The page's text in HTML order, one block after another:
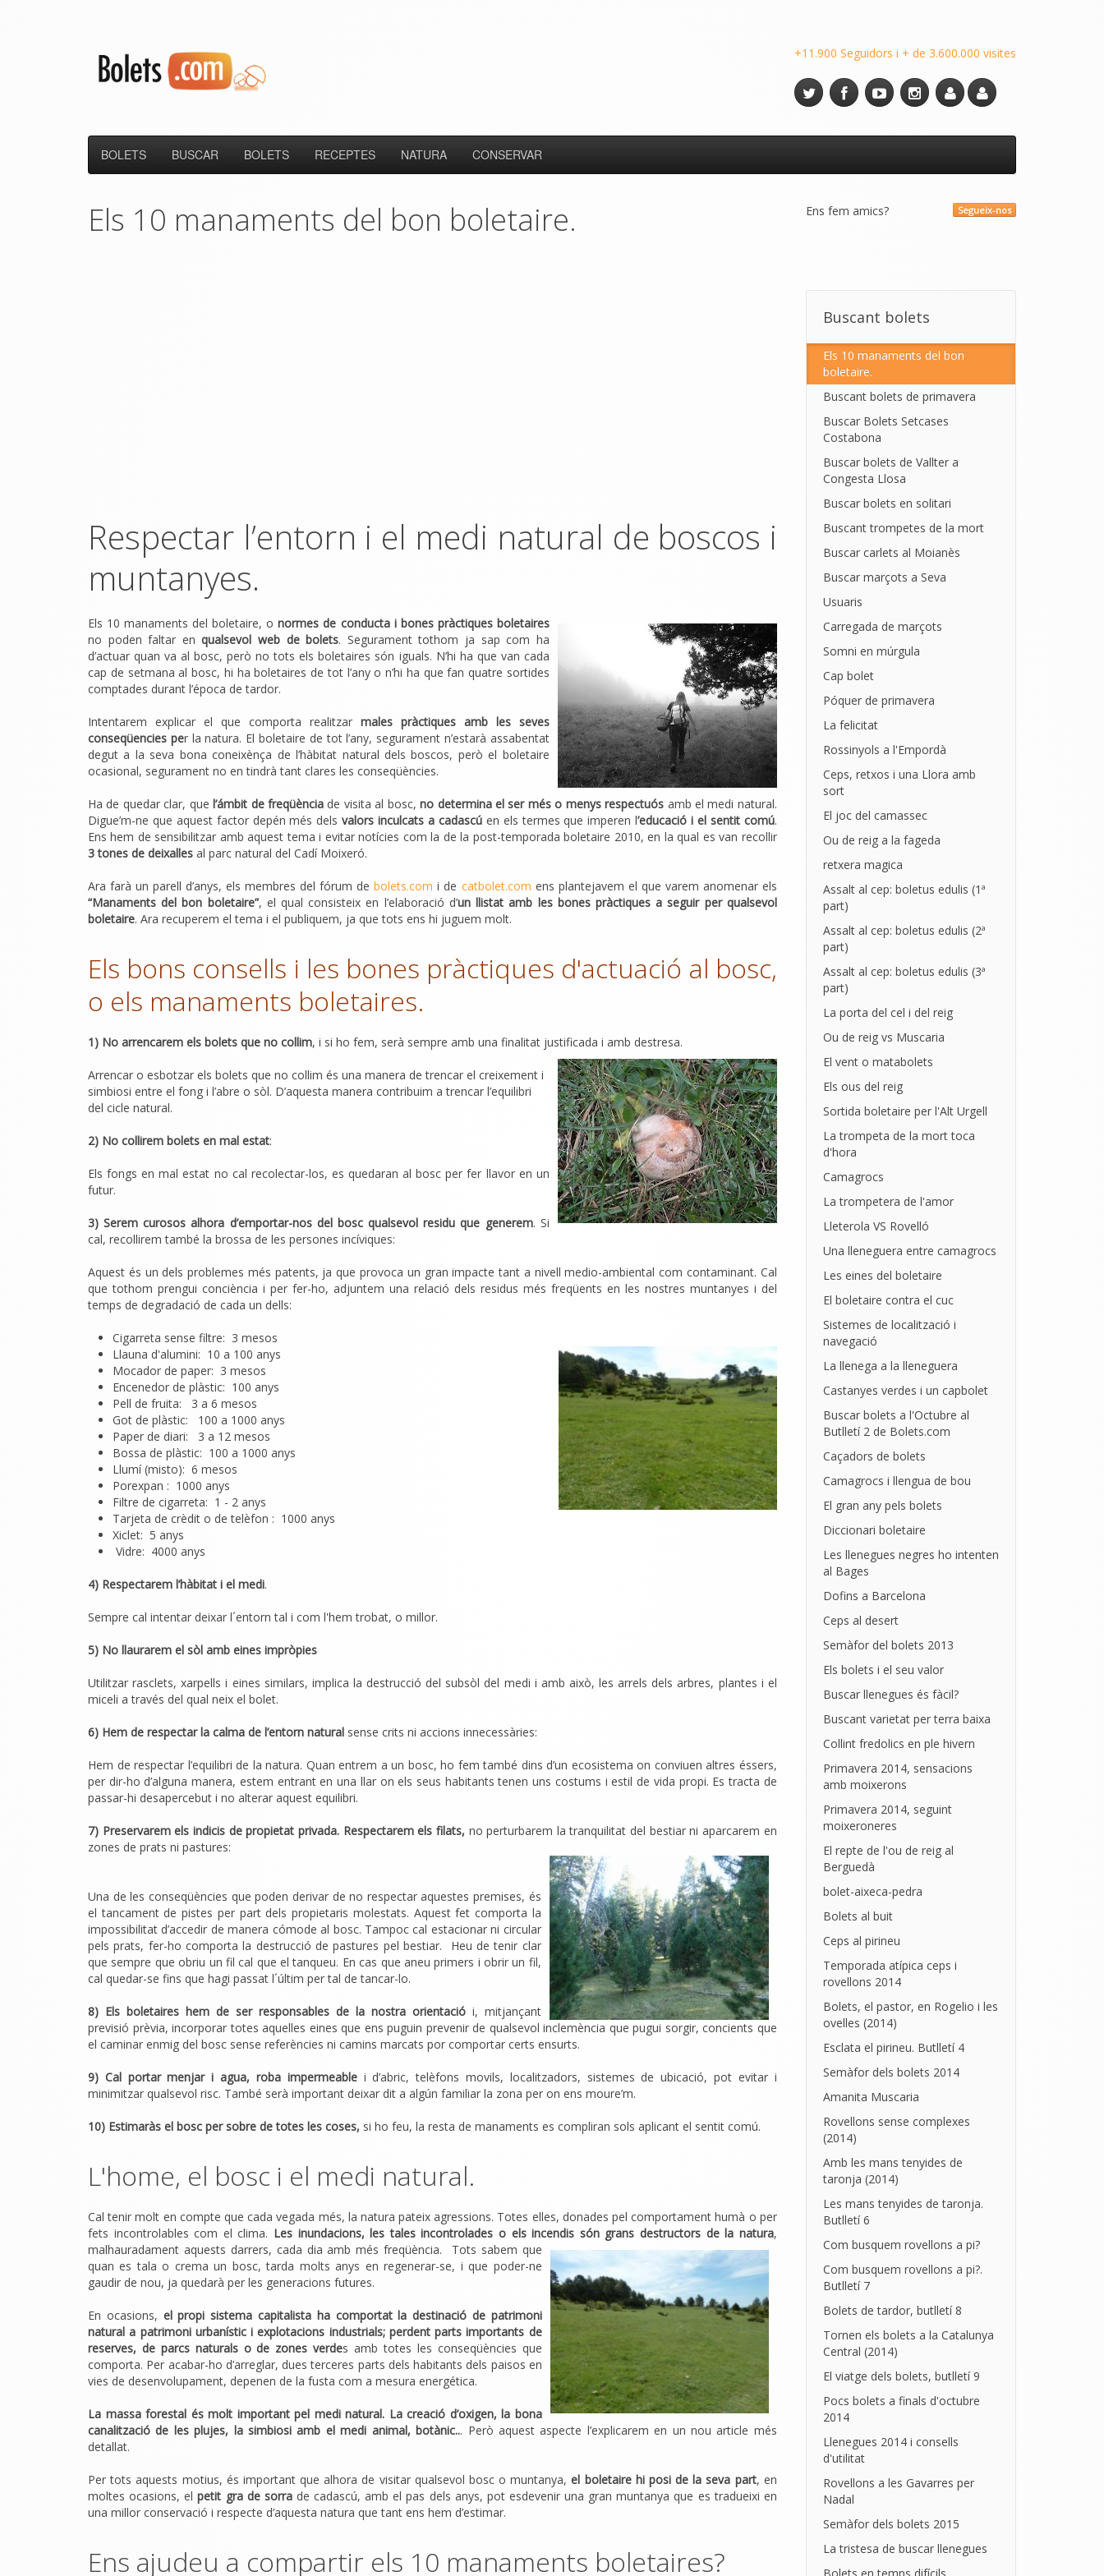
+11.900 Seguidors i + de 3.600.000 visites
BOLETS BUSCAR BOLETS RECEPTES NATURA CONSERVAR
Els 10 manaments del bon boletaire.
Respectar l’entorn i el medi natural de boscos i
muntanyes.
Els 10 manaments del boletaire, onormes de conducta i bones pràctiques boletaires
no poden faltar enqualsevol web de bolets. Segurament tothom ja sap com ha
d’actuar quan va al bosc, però no tots els boletaires són iguals. N’hi ha que van cada
cap de setmana al bosc, hi ha boletaires de tot l’any o n’hi ha que fan quatre sortides
comptades durant l’época de tardor.
Intentarem explicar el que comporta realitzar males pràctiques amb les seves
conseqüencies per la natura. El boletaire de tot l’any, segurament n’estarà assabentat
degut a la seva bona coneixènça de l’hàbitat natural dels boscos, però el boletaire
ocasional, segurament no en tindrà tant clares les conseqüències.
Ha de quedar clar, que l’ámbit de freqüènciade visita al bosc, no determina el ser més o menys respectuós amb el medi natural.
Digue’m-ne que aquest factor depén més dels valors inculcats a cadascú en els termes que imperen l’educació i el sentit comú.
Ens hem de sensibilitzar amb aquest tema i evitar notícies com la de la post-temporada boletaire 2010, en la qual es van recollir
3 tones de deixalles al parc natural del Cadí Moixeró.
Ara farà un parell d’anys, els membres del fórum debolets.com i de catbolet.com ens plantejavem el que varem anomenar els
“Manaments del bon boletaire”, el qual consisteix en l’elaboració d’un llistat amb les bones pràctiques a seguir per qualsevol
boletaire. Ara recuperem el tema i el publiquem, ja que tots ens hi juguem molt.
Els bons consells i les bones pràctiques d'actuació al bosc,
o els manaments boletaires.
1) No arrencarem els bolets que no collim, i si ho fem, serà sempre amb una finalitat justificada i amb destresa.
Arrencar o esbotzar els bolets que no collim és una manera de trencar el creixement i
simbiosi entre el fong i l’abre o sòl. D’aquesta manera contribuim a trencar l’equilibri
del cicle natural.
2) No collirem bolets en mal estat:
Els fongs en mal estat no cal recolectar-los, es quedaran al bosc per fer llavor en un
futur.
3) Serem curosos alhora d’emportar-nos del bosc qualsevol residu que generem. Si
cal, recollirem també la brossa de les persones incíviques:
Aquest és un dels problemes més patents, ja que provoca un gran impacte tant a nivell medio-ambiental com contaminant. Cal
que tothom prengui conciència i per fer-ho, adjuntem una relació dels residus més freqüents en les nostres muntanyes i del
temps de degradació de cada un dells:
Cigarreta sense filtre: 3 mesos
Llauna d'alumini: 10 a 100 anys
Mocador de paper: 3 mesos
Encenedor de plàstic: 100 anys
Pell de fruita: 3 a 6 mesos
Got de plàstic: 100 a 1000 anys
Paper de diari: 3 a 12 mesos
Bossa de plàstic: 100 a 1000 anys
Llumí (misto): 6 mesos
Porexpan : 1000 anys
Filtre de cigarreta: 1 - 2 anys
Tarjeta de crèdit o de telèfon : 1000 anys
Xiclet: 5 anys
Vidre: 4000 anys
4) Respectarem l’hàbitat i el medi.
Sempre cal intentar deixar l´entorn tal i com l'hem trobat, o millor.
5) No llaurarem el sòl amb eines impròpies
Utilitzar rasclets, xarpells i eines similars, implica la destrucció del subsòl del medi i amb això, les arrels dels arbres, plantes i el
miceli a través del qual neix el bolet.
6) Hem de respectar la calma de l’entorn natural sense crits ni accions innecessàries:
Hem de respectar l’equilibri de la natura. Quan entrem a un bosc, ho fem també dins d’un ecosistema on conviuen altres éssers,
per dir-ho d’alguna manera, estem entrant en una llar on els seus habitants tenen uns costums i estil de vida propi. Es tracta de
passar-hi desapercebut i no alterar aquest equilibri.
7) Preservarem els indicis de propietat privada. Respectarem els filats, no perturbarem la tranquilitat del bestiar ni aparcarem en
zones de prats ni pastures:
Una de les conseqüències que poden derivar de no respectar aquestes premises, és
el tancament de pistes per part dels propietaris molestats. Aquest fet comporta la
impossibilitat d’accedir de manera cómode al bosc. Tampoc cal estacionar ni circular
pels prats, fer-ho comporta la destrucció de pastures pel bestiar.
Heu de tenir clar
que sempre que obriu un fil cal que el tanqueu. En cas que aneu primers i obrir un fil,
cal quedar-se fins que hagi passat l´últim per tal de tancar-lo.
8) Els boletaires hem de ser responsables de la nostra orientació i, mitjançant
previsió prèvia, incorporar totes aquelles eines que ens puguin prevenir de qualsevol inclemència que pugui sorgir, concients que
el caminar enmig del bosc sense referències ni camins marcats por comportar certs ensurts.
9) Cal portarmenjar i agua, roba impermeablei d’abric, telèfons movils, localitzadors, sistemes de ubicació, pot evitar i
minimitzar qualsevol risc. També serà important deixar dit a algún familiar la zona per on ens moure’m.
10) Estimaràs el bosc per sobre de totes les coses, si ho feu, la resta de manaments es compliran sols aplicant el sentit comú.
L'home, el bosc i el medi natural.
Cal tenir molt en compte que cada vegada més, la natura pateix agressions. Totes elles, donades pel comportament humà o per
fets incontrolables com el clima. Les inundacions, les tales incontrolades o els incendis són grans destructors de la natura,
malhauradament aquests darrers, cada dia amb més freqüència. Tots sabem que
quan es tala o crema un bosc, tarda molts anys en regenerar-se, i que poder-ne
gaudir de nou, ja quedarà per les generacions futures.
En ocasions, el propi sistema capitalista ha comportat la destinació de patrimoni
natural a patrimoni urbanístic i explotacions industrials; perdent parts importants de
reserves, de parcs naturals o de zones verdes amb totes les conseqüències que
comporta. Per acabar-ho d’arreglar, dues terceres parts dels habitants dels paisos en
vies de desenvolupament, depenen de la fusta com a mesura energética.
La massa forestal és molt important pel medi natural. La creació d’oxigen, la bona
canalització de les plujes, la simbiosi amb el medi animal, botànic... Però aquest aspecte l’explicarem en un nou article més
detallat.
Per tots aquests motius, és important que alhora de visitar qualsevol bosc o muntanya,el boletaire hi posi de la seva part, en
moltes ocasions, elpetit gra de sorrade cadascú, amb el pas dels anys, pot esdevenir una gran muntanya que es tradueixi en
una millor conservació i respecte d’aquesta natura que tant ens hem d’estimar.
Ens ajudeu a compartir els 10 manaments boletaires?
Segueix-nos
Ens fem amics?
Buscant bolets
Els 10 manaments del bon
boletaire.
Buscant bolets de primavera
Buscar Bolets Setcases
Costabona
Buscar bolets de Vallter a
Congesta Llosa
Buscar bolets en solitari
Buscant trompetes de la mort
Buscar carlets al Moianès
Buscar marçots a Seva
Usuaris
Carregada de marçots
Somni en múrgula
Cap bolet
Póquer de primavera
La felicitat
Rossinyols a l'Empordà
Ceps, retxos i una Llora amb
sort
El joc del camassec
Ou de reig a la fageda
retxera magica
Assalt al cep: boletus edulis (1ª
part)
Assalt al cep: boletus edulis (2ª
part)
Assalt al cep: boletus edulis (3ª
part)
La porta del cel i del reig
Ou de reig vs Muscaria
El vent o matabolets
Els ous del reig
Sortida boletaire per l'Alt Urgell
La trompeta de la mort toca
d'hora
Camagrocs
La trompetera de l'amor
Lleterola VS Rovelló
Una lleneguera entre camagrocs
Les eines del boletaire
El boletaire contra el cuc
Sistemes de localització i
navegació
La llenega a la lleneguera
Castanyes verdes i un capbolet
Buscar bolets a l'Octubre al
Butlletí 2 de Bolets.com
Caçadors de bolets
Camagrocs i llengua de bou
El gran any pels bolets
Diccionari boletaire
Les llenegues negres ho intenten
al Bages
Dofins a Barcelona
Ceps al desert
Semàfor del bolets 2013
Els bolets i el seu valor
Buscar llenegues és fàcil?
Buscant varietat per terra baixa
Collint fredolics en ple hivern
Primavera 2014, sensacions
amb moixerons
Primavera 2014, seguint
moixeroneres
El repte de l'ou de reig al
Berguedà
bolet-aixeca-pedra
Bolets al buit
Ceps al pirineu
Temporada atípica ceps i
rovellons 2014
Bolets, el pastor, en Rogelio i les
ovelles (2014)
Esclata el pirineu. Butlletí 4
Semàfor dels bolets 2014
Amanita Muscaria
Rovellons sense complexes
(2014)
Amb les mans tenyides de
taronja (2014)
Les mans tenyides de taronja.
Butlletí 6
Com busquem rovellons a pi?
Com busquem rovellons a pi?.
Butlletí 7
Bolets de tardor, butlletí 8
Tornen els bolets a la Catalunya
Central (2014)
El viatge dels bolets, butlletí 9
Pocs bolets a finals d'octubre
2014
Llenegues 2014 i consells
d'utilitat
Rovellons a les Gavarres per
Nadal
Semàfor dels bolets 2015
La tristesa de buscar llenegues